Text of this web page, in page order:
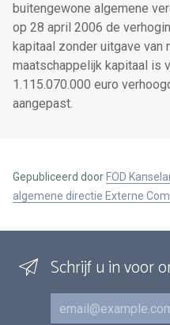
buitengewone algemene
op 28 april 2006 de
kapitaal zonder uitgave van
maatschappelijk kapitaal is
1.115.070.000 euro
aangepast.
Gepubliceerd door FOD
algemene directie Externe
Schrijf u in voor
E-mail